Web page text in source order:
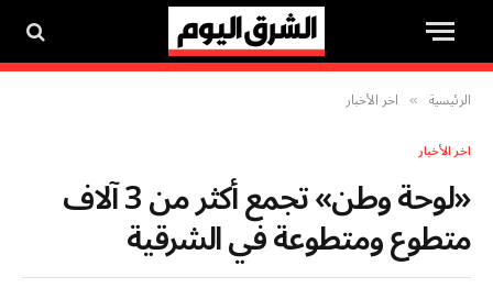
الرئيسية » اخر الأخبار
اخر الأخبار
«لوحة وطن» تجمع أكثر من 3 آلاف
متطوع ومتطوعة في الشرقية